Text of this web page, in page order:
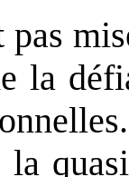
la
la